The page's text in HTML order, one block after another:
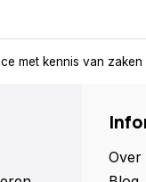
met kennis van zaken
Over